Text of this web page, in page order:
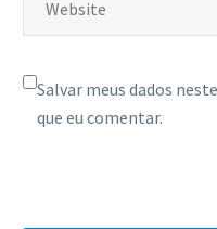
Salvar meus dados
que eu comentar.